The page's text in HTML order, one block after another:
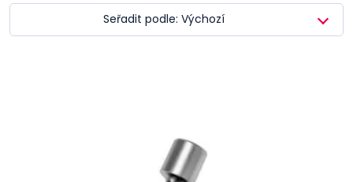
Seřadit podle: Výchozí